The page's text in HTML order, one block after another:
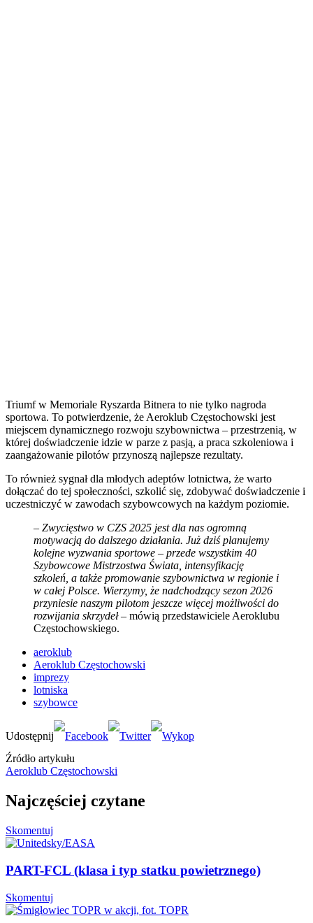
Triumf w Memoriale Ryszarda Bitnera to nie tylko nagroda
sportowa. To potwierdzenie, że Aeroklub Częstochowski jest
miejscem dynamicznego rozwoju szybownictwa – przestrzenią, w
której doświadczenie idzie w parze z pasją, a praca szkoleniowa i
zaangażowanie pilotów przynoszą najlepsze rezultaty.
To również sygnał dla młodych adeptów lotnictwa, że warto
dołączać do tej społeczności, szkolić się, zdobywać doświadczenie i
uczestniczyć w zawodach szybowcowych na każdym poziomie.
– Zwycięstwo w CZS 2025 jest dla nas ogromną
motywacją do dalszego działania. Już dziś planujemy
kolejne wyzwania sportowe – przede wszystkim 40
Szybowcowe Mistrzostwa Świata, intensyfikację
szkoleń, a także promowanie szybownictwa w regionie i
w całej Polsce. Wierzymy, że nadchodzący sezon 2026
przyniesie naszym pilotom jeszcze więcej możliwości do
rozwijania skrzydeł– mówią przedstawiciele Aeroklubu
Częstochowskiego.
aeroklub
Aeroklub Częstochowski
imprezy
lotniska
szybowce
Źródło artykułu
Aeroklub Częstochowski
Najczęściej czytane
Skomentuj
PART-FCL (klasa i typ statku powietrznego)
Skomentuj